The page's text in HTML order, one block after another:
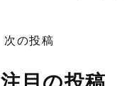
次の投稿